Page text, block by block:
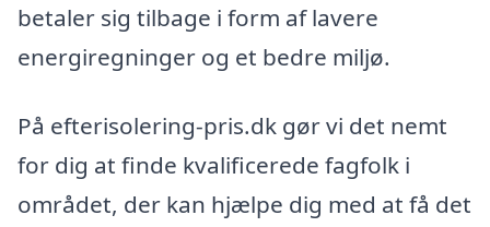
betaler sig tilbage i form af lavere
energiregninger og et bedre miljø.
På efterisolering-pris.dk gør vi det nemt
for dig at finde kvalificerede fagfolk i
området, der kan hjælpe dig med at få det